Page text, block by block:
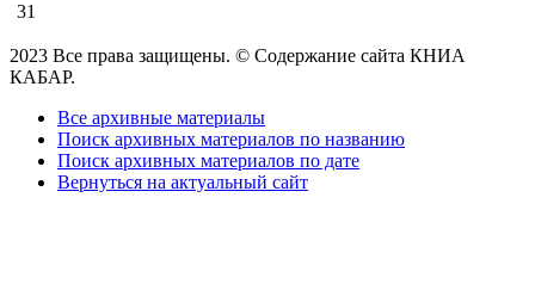
31
2023 Все права защищены. © Содержание сайта КНИА
КАБАР.
Все архивные материалы
Поиск архивных материалов по названию
Поиск архивных материалов по дате
Вернуться на актуальный сайт